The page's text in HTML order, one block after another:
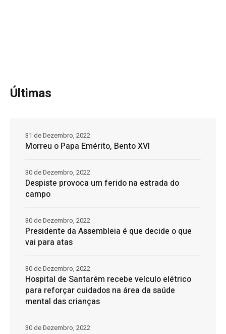
Últimas
Morreu o Papa Emérito, Bento XVI
31 de Dezembro, 2022
Despiste provoca um ferido na estrada do
campo
30 de Dezembro, 2022
Presidente da Assembleia é que decide o que
vai para atas
30 de Dezembro, 2022
Hospital de Santarém recebe veículo elétrico
para reforçar cuidados na área da saúde
mental das crianças
30 de Dezembro, 2022
30 de Dezembro, 2022